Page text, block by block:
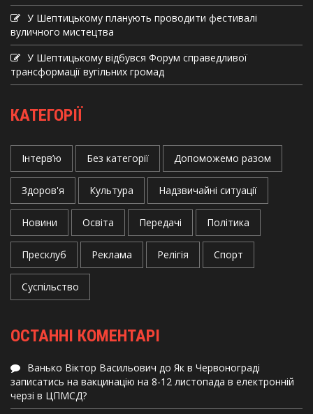
У Шептицькому планують проводити фестивалі
вуличного мистецтва
У Шептицькому відбувся Форум справедливої
трансформації вугільних громад
КАТЕГОРІЇ
Інтерв’ю Без категорії Допоможемо разом
Здоров'я Культура Надзвичайні ситуації
Новини Освіта Передачі Політика
Пресклуб Реклама Релігія Спорт
Суспільство
ОСТАННІ КОМЕНТАРІ
Ванько Віктор Васильович до Як в Червонограді
записатись на вакцинацію на 8-12 листопада в електронній
черзі в ЦПМСД?